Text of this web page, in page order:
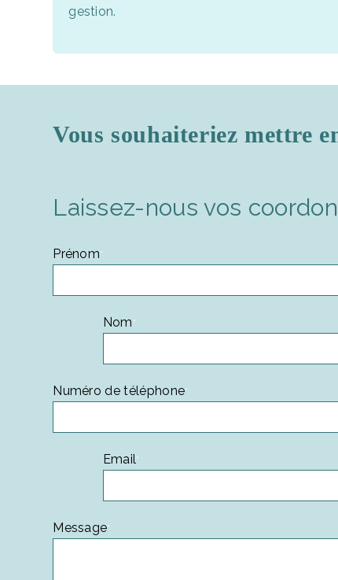
gestion.
Vous souhaiteriez mettre
Laissez-nous vos
Prénom*
Nom *
Numéro de téléphone*
Email*
Message*